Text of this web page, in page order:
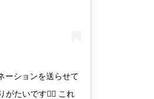
ーションを送らせて
がたいです🙇‍♂️ これ